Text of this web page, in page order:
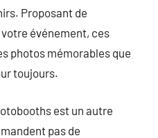
Proposant de
événement, ces
photos mémorables que
toujours.
est un autre
pas de